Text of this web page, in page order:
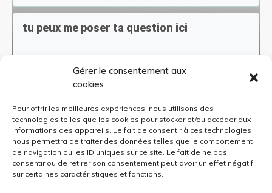
Gérer le consentement aux
cookies
Pour offrir les meilleures expériences, nous utilisons des
technologies telles que les cookies pour stocker et/ou accéder aux
informations des appareils. Le fait de consentir à ces technologies
nous permettra de traiter des données telles que le comportement
de navigation ou les ID uniques sur ce site. Le fait de ne pas
consentir ou de retirer son consentement peut avoir un effet négatif
sur certaines caractéristiques et fonctions.
En soumettant ce formulaire, j'accepte de
recevoir des infos sur les offres de
me désinscrire
Envoyer